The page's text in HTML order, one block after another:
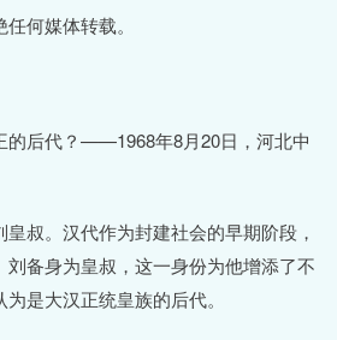
何媒体转载。
的后代？——1968年8月20日，河北中
叔。汉代作为封建社会的早期阶段，
备身为皇叔，这一身份为他增添了不
是大汉正统皇族的后代。